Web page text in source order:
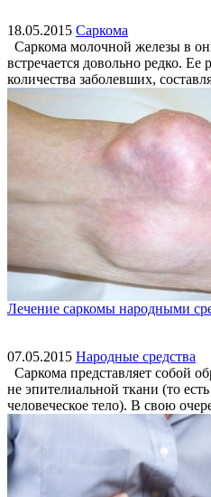
18.05.2015 Саркома
Саркома молочной железы в
встречается довольно редко. Ее
количества заболевших,
Лечение саркомы народными
07.05.2015 Народные средства
Саркома представляет собой
не эпителиальной ткани (то
человеческое тело). В свою